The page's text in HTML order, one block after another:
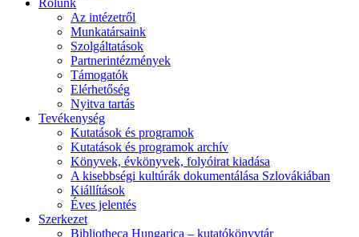
Rólunk
Az intézetről
Munkatársaink
Szolgáltatások
Partnerintézmények
Támogatók
Elérhetőség
Nyitva tartás
Tevékenység
Kutatások és programok
Kutatások és programok archív
Könyvek, évkönyvek, folyóirat kiadása
A kisebbségi kultúrák dokumentálása Szlovákiában
Kiállítások
Éves jelentés
Szerkezet
Bibliotheca Hungarica – kutatókönyvtár